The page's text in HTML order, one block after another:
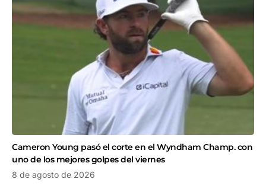
Cameron Young pasó el corte en el Wyndham Champ. con
uno de los mejores golpes del viernes
8 de agosto de 2026